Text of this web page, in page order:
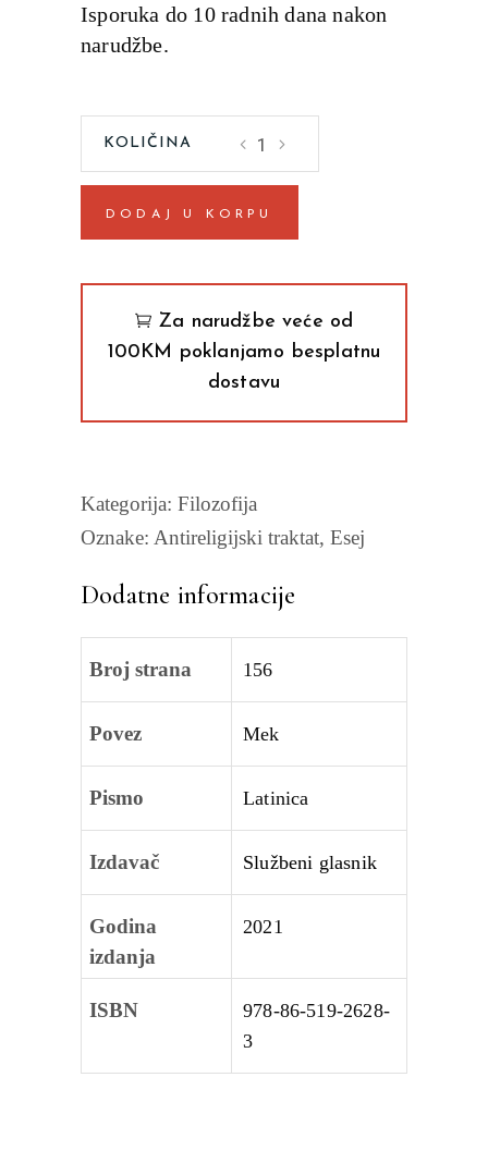
Isporuka do 10 radnih dana nakon
narudžbe.
verovati
ni
šta
Žofroa
Vale
quantity
DODAJ U KORPU
Za narudžbe veće od
100KM poklanjamo besplatnu
dostavu
Kategorija: Filozofija
Oznake: Antireligijski traktat, Esej
Dodatne informacije
Broj strana 156
Povez Mek
Pismo Latinica
Izdavač Službeni glasnik
Godina
izdanja
2021
ISBN
978-86-519-2628-
3